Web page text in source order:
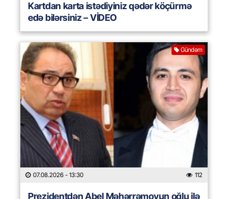
Kartdan karta istədiyiniz qədər köçürmə
edə bilərsiniz – VİDEO
Gündəm
07.08.2026 - 13:30 112
Prezidentdən Abel Məhərrəmovun oğlu ilə